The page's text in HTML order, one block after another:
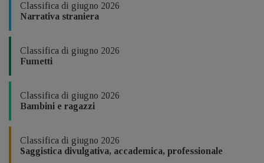
Classifica di giugno 2026
Narrativa straniera
Classifica di giugno 2026
Fumetti
Classifica di giugno 2026
Bambini e ragazzi
Classifica di giugno 2026
Saggistica divulgativa, accademica, professionale